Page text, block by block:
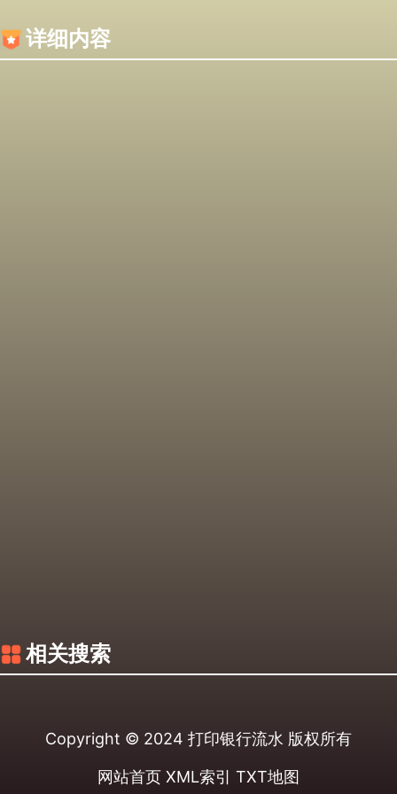
详细内容
相关搜索
Copyright © 2024 打印银行流水 版权所有
网站首页 XML索引 TXT地图